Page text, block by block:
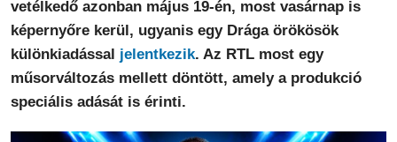
vetélkedő azonban május 19-én, most vasárnap is
képernyőre kerül, ugyanis egy Drága örökösök
különkiadással jelentkezik. Az RTL most egy
műsorváltozás mellett döntött, amely a produkció
speciális adását is érinti.